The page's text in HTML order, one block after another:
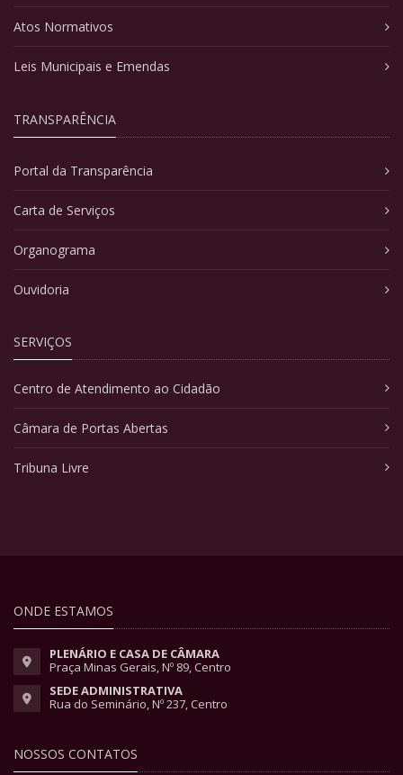
Atos Normativos
Leis Municipais e Emendas
TRANSPARÊNCIA
Portal da Transparência
Carta de Serviços
Organograma
Ouvidoria
SERVIÇOS
Centro de Atendimento ao Cidadão
Câmara de Portas Abertas
Tribuna Livre
ONDE ESTAMOS
PLENÁRIO E CASA DE CÂMARA
Praça Minas Gerais, Nº 89, Centro
SEDE ADMINISTRATIVA
Rua do Seminário, Nº 237, Centro
NOSSOS CONTATOS